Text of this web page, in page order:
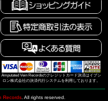
Amputated Vein Recordsのクレジットカード決済はイプシ
ロン株式会社の決済代行システムを利用しております。
Records All rights reserved.